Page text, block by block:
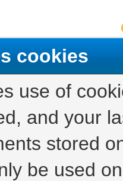
cookies
use of
and your
stored
be used